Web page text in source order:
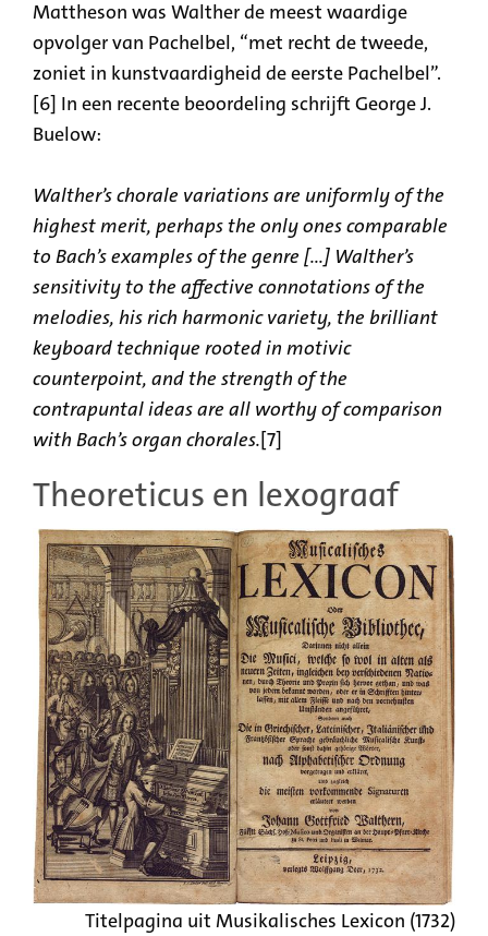
Mattheson was Walther de meest waardige
opvolger van Pachelbel, “met recht de tweede,
zoniet in kunstvaardigheid de eerste Pachelbel”.
[6] In een recente beoordeling schrijft George J.
Buelow:
Walther’s chorale variations are uniformly of the
highest merit, perhaps the only ones comparable
to Bach’s examples of the genre [...] Walther’s
sensitivity to the affective connotations of the
melodies, his rich harmonic variety, the brilliant
keyboard technique rooted in motivic
counterpoint, and the strength of the
contrapuntal ideas are all worthy of comparison
with Bach’s organ chorales.[7]
Theoreticus en lexograaf
Titelpagina uit Musikalisches Lexicon (1732)